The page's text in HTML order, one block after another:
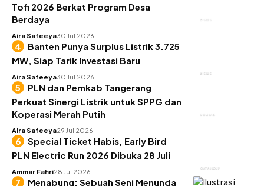
BISNIS
Tofi 2026 Berkat Program Desa
Berdaya
Aira Safeeya30 Jul 2026
BISNIS
Banten Punya Surplus Listrik 3.725
MW, Siap Tarik Investasi Baru
Aira Safeeya30 Jul 2026
UTILITAS
PLN dan Pemkab Tangerang
Perkuat Sinergi Listrik untuk SPPG dan
Koperasi Merah Putih
Aira Safeeya29 Jul 2026
GAYA HIDUP
Special Ticket Habis, Early Bird
PLN Electric Run 2026 Dibuka 28 Juli
Ammar Fahri28 Jul 2026
Menabung: Sebuah Seni Menunda